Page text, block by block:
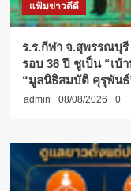
แฟ้มข่าวดีดี
ร.ร.กีฬา จ.สุพรรณบุ
รอบ 36 ปี ชูเป็น “เ
“มูลนิธิสมบัติ คุรุพันธ์
admin 08/08/2026 0